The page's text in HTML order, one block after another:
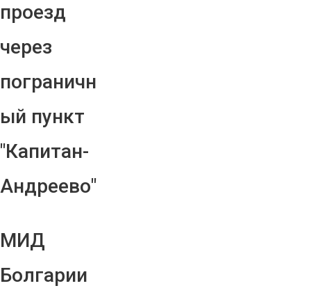
проезд
через
пограничн
ый пункт
"Капитан-
Андреево"
МИД
Болгарии